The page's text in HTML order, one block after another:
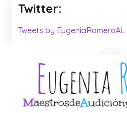
Twitter:
Tweets by EugeniaRomeroAL